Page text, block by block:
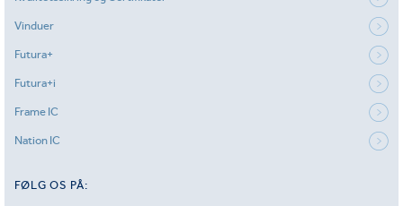
Vinduer
Futura+
Futura+i
Frame IC
Nation IC
FØLG OS PÅ: